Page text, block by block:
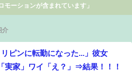
モーションが含まれています」
介
ピンに転勤になった...」彼女
実家」ワイ「え？」⇒結果！！！